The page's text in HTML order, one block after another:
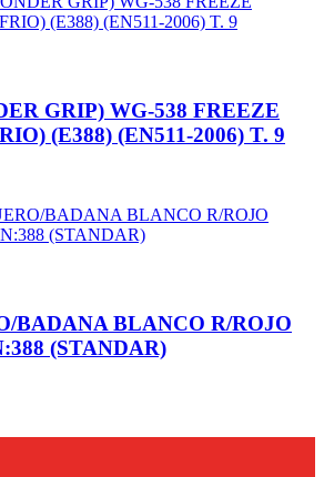
GRIP) WG-538 FREEZE
(E388) (EN511-2006) T. 9
BADANA BLANCO R/ROJO
(STANDAR)